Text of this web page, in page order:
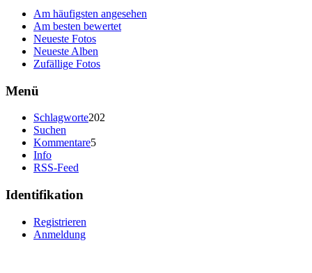
Am häufigsten angesehen
Am besten bewertet
Neueste Fotos
Neueste Alben
Zufällige Fotos
Menü
Schlagworte202
Suchen
Kommentare5
Info
RSS-Feed
Identifikation
Registrieren
Anmeldung